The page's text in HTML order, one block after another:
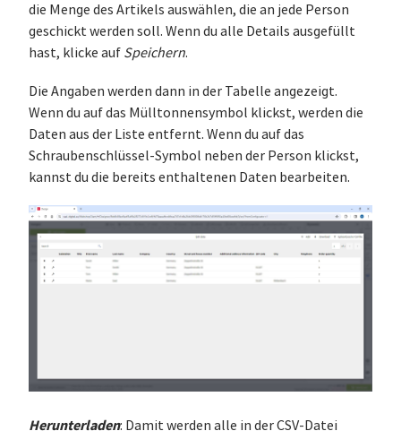
die Menge des Artikels auswählen, die an jede Person
geschickt werden soll. Wenn du alle Details ausgefüllt
hast, klicke auf Speichern.
Die Angaben werden dann in der Tabelle angezeigt.
Wenn du auf das Mülltonnensymbol klickst, werden die
Daten aus der Liste entfernt. Wenn du auf das
Schraubenschlüssel-Symbol neben der Person klickst,
kannst du die bereits enthaltenen Daten bearbeiten.
Herunterladen: Damit werden alle in der CSV-Datei